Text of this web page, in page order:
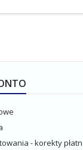
- korekty